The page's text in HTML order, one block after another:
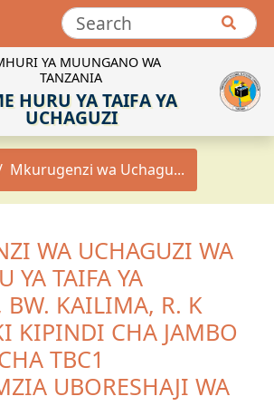
YA MUUNGANO WA
TANZANIA
HURU YA TAIFA YA
UCHAGUZI
INEC 2021/2022-2025/2026
Mkurugenzi wa Uchagu...
WA UCHAGUZI WA
YA TAIFA YA
BW. KAILIMA, R. K
KIPINDI CHA JAMBO
TBC1
UBORESHAJI WA